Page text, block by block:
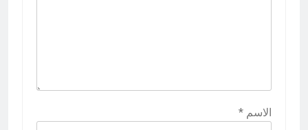
الاسم *